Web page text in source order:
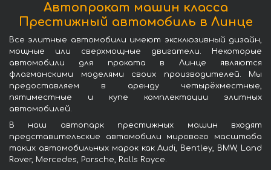
Автопрокат машин класса
Престижный автомобиль в Линце
Все элитные автомобили имеют эксклюзивный дизайн,
мощные или сверхмощные двигатели. Некоторые
автомобили для проката в Линце являются
флагманскими моделями своих производителей. Мы
предоставляем в аренду четырёхместные,
пятиместные и купе комплектации элитных
автомобилей.
В наш автопарк престижных машин входят
представительские автомобили мирового масштаба
таких автомобильных марок как Audi, Bentley, BMW, Land
Rover, Mercedes, Porsche, Rolls Royce.